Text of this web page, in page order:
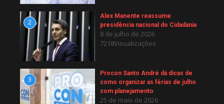
2
Alex Manente reassume
presidência nacional do Cidadania
8 de julho de 2026
7218Visualizações
3
Procon Santo André dá dicas de
como organizar as férias de julho
com planejamento
25 de maio de 2026